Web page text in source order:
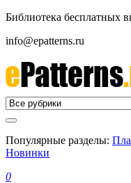
Библиотека бесплатных
info@epatterns.ru
Бесплатные выкройки
Бесплатные выкройки
Популярные разделы:
Новинки
0